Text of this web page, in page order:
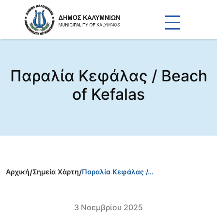
Παραλία Κεφάλας / Beach
of Kefalas
Αρχική/Σημεία Χάρτη/Παραλία Κεφάλας /…
3 Νοεμβρίου 2025